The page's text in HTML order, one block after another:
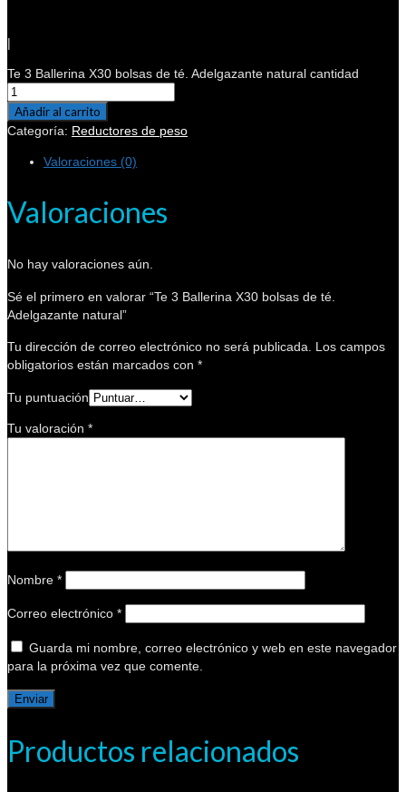
|
Te 3 Ballerina X30 bolsas de té. Adelgazante natural cantidad
Añadir al carrito
Categoría: Reductores de peso
Valoraciones (0)
Valoraciones
No hay valoraciones aún.
Sé el primero en valorar “Te 3 Ballerina X30 bolsas de té.
Adelgazante natural”
Tu dirección de correo electrónico no será publicada.
Los campos
obligatorios están marcados con *
Tu puntuación
Tu valoración *
Nombre *
Correo electrónico *
Guarda mi nombre, correo electrónico y web en este navegador
para la próxima vez que comente.
Productos relacionados